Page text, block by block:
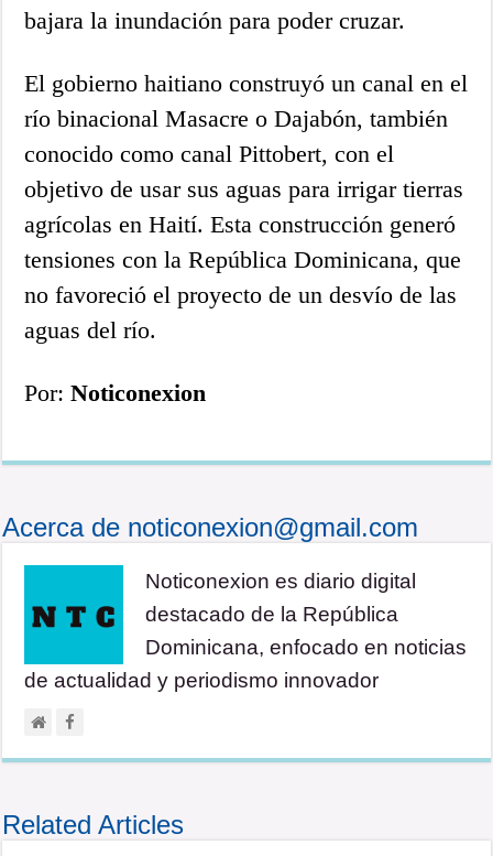
bajara la inundación para poder cruzar.
El gobierno haitiano construyó un canal en el
río binacional Masacre o Dajabón, también
conocido como canal Pittobert, con el
objetivo de usar sus aguas para irrigar tierras
agrícolas en Haití. Esta construcción generó
tensiones con la República Dominicana, que
no favoreció el proyecto de un desvío de las
aguas del río.
Por:Noticonexion
Acerca de noticonexion@gmail.com
Noticonexion es diario digital
destacado de la República
Dominicana, enfocado en noticias
de actualidad y periodismo innovador
Related Articles